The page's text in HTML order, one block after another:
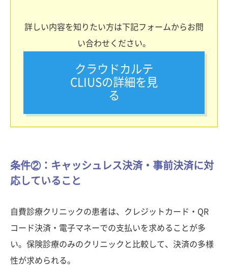
詳しい内容を知りたい方は下記フォームからお問
い合わせください。
クラウドカルテ
CLIUSの詳細を見
る
条件②：キャッシュレス決済・事前決済に対
応していること
自費診療クリニックの患者は、クレジットカード・QR
コード決済・電子マネーでの支払いを求めることが多
い。保険診療のみのクリニックと比較して、決済の多様
性が求められる。